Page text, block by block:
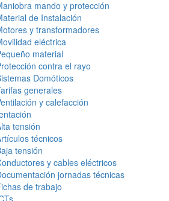
mando y protección
de Instalación
y transformadores
eléctrica
material
contra el rayo
Domóticos
generales
y calefacción
tensión
técnicos
tensión
y cables eléctricos
jornadas técnicas
de trabajo